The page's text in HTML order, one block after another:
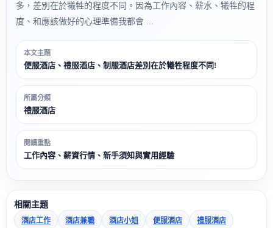
多，差別在於犧牲的程度不同。因為工作內容、薪水、犧牲的程
度、和應該做好的心理準備我都會 ...
本文主題
便服酒店、禮服酒店、制服酒店差別在於犧牲程度不同!
所屬分類
禮服酒店
閱讀重點
工作內容、薪資行情、新手須知與實用經驗
相關主題
酒店工作 酒店兼職 酒店小姐 便服酒店 禮服酒店